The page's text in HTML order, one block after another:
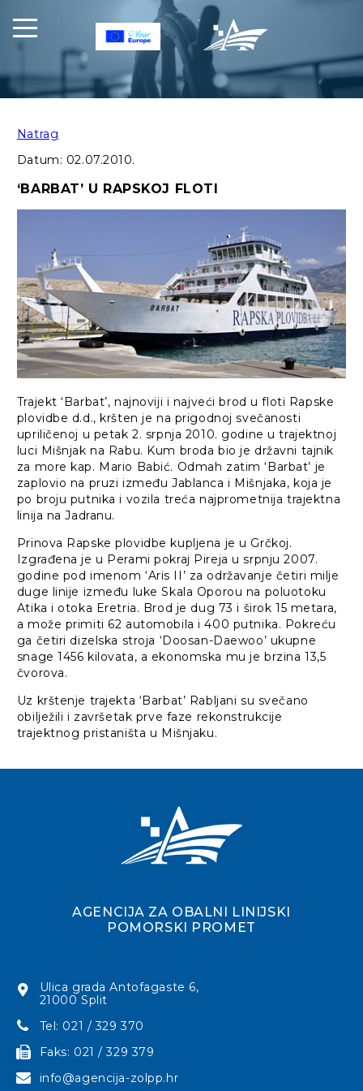
Natrag
Datum: 02.07.2010.
‘BARBAT’ U RAPSKOJ FLOTI
Trajekt ‘Barbat’, najnoviji i najveći brod u floti Rapske
plovidbe d.d., kršten je na prigodnoj svečanosti
upriličenoj u petak 2. srpnja 2010. godine u trajektnoj
luci Mišnjak na Rabu. Kum broda bio je državni tajnik
za more kap. Mario Babić. Odmah zatim ‘Barbat’ je
zaplovio na pruzi između Jablanca i Mišnjaka, koja je
po broju putnika i vozila treća najprometnija trajektna
linija na Jadranu.
Prinova Rapske plovidbe kupljena je u Grčkoj.
Izgrađena je u Perami pokraj Pireja u srpnju 2007.
godine pod imenom ‘Aris II’ za održavanje četiri milje
duge linije između luke Skala Oporou na poluotoku
Atika i otoka Eretria. Brod je dug 73 i širok 15 metara,
a može primiti 62 automobila i 400 putnika. Pokreću
ga četiri dizelska stroja ‘Doosan-Daewoo’ ukupne
snage 1456 kilovata, a ekonomska mu je brzina 13,5
čvorova.
Uz krštenje trajekta ‘Barbat’ Rabljani su svečano
obilježili i završetak prve faze rekonstrukcije
trajektnog pristaništa u Mišnjaku.
AGENCIJA ZA OBALNI LINIJSKI
POMORSKI PROMET
Ulica grada Antofagaste 6,
21000 Split
Tel: 021 / 329 370
Faks: 021 / 329 379
info@agencija-zolpp.hr